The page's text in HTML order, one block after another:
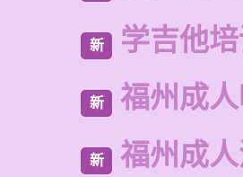
新 学吉他
新 福州成
新 福州成